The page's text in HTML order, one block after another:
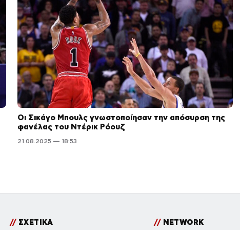
Οι Σικάγο Μπουλς γνωστοποίησαν την απόσυρση της
φανέλας του Ντέρικ Ρόουζ
21.08.2025 — 18:53
//ΣΧΕΤΙΚΑ //NETWORK